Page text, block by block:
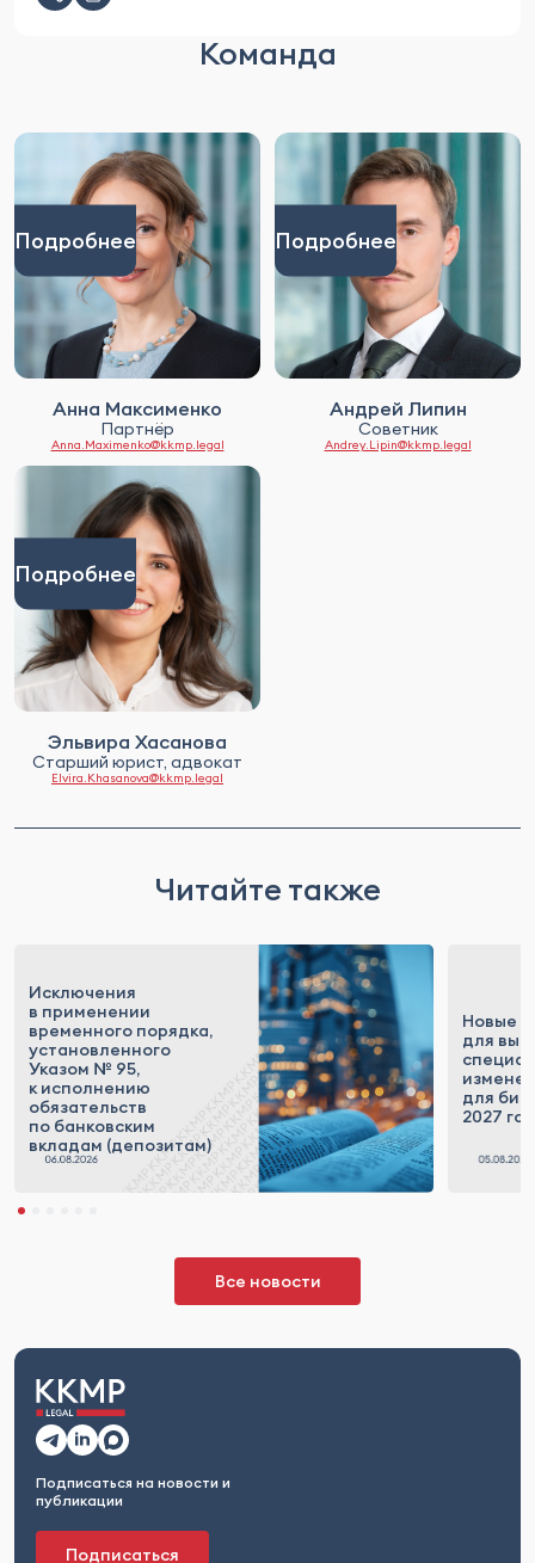
Команда
Подробнее
Анна Максименко
Партнёр
Anna.Maximenko@kkmp.legal
Подробнее
Андрей Липин
Советник
Andrey.Lipin@kkmp.legal
Подробнее
Эльвира Хасанова
Старший юрист, адвокат
Elvira.Khasanova@kkmp.legal
Читайте также
Исключения
в применении
временного порядка,
установленного
Указом № 95,
к исполнению
обязательств
по банковским
вкладам (депозитам)
Новые
для
для
2027
Все новости
Подписаться на новости и
публикации
Подписаться